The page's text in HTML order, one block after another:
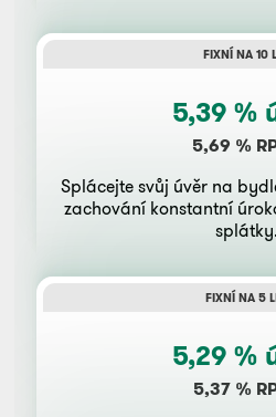
FIXNÍ NA 10
5,39 %
5,69 %
Splácejte svůj úvěr na
zachování konstantní
splátky.
FIXNÍ NA 5
5,29 %
5,37 %